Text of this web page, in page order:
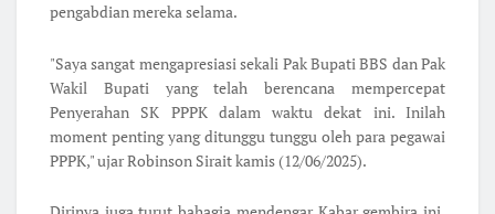
pengabdian mereka selama.
"Saya sangat mengapresiasi sekali Pak Bupati BBS dan Pak
Wakil Bupati yang telah berencana mempercepat
Penyerahan SK PPPK dalam waktu dekat ini. Inilah
moment penting yang ditunggu tunggu oleh para pegawai
PPPK," ujar Robinson Sirait kamis (12/06/2025).